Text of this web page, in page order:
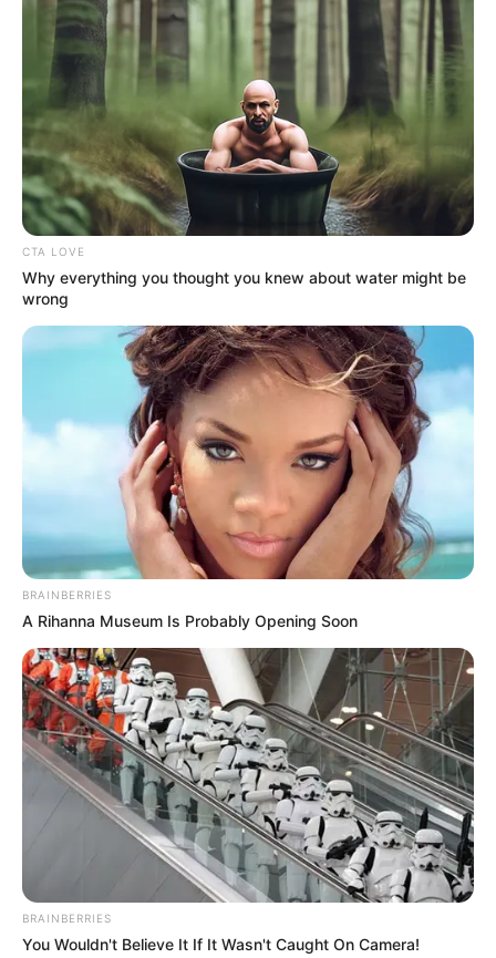
többen fejezik ki támogatásukat a gazda
álláspontja mellett.
A magyar gazdák világosan üzennek: nem engedik,
hogy politikai játszmák áldozatai legyenek. A vidéki
emberek nem hagyják, hogy a baloldali politikusok
veszélybe sodorják megélhetésüket és a magyar
mezőgazdaság jövőjét.
CTA LOVE
Why everything you thought you knew about water might be
wrong
BRAINBERRIES
A Rihanna Museum Is Probably Opening Soon
BRAINBERRIES
You Wouldn't Believe It If It Wasn't Caught On Camera!